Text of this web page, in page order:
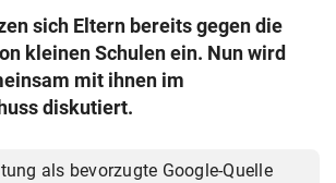
Wien
sich Eltern bereits gegen die
kleinen Schulen ein. Nun wird
mit ihnen im
diskutiert.
als bevorzugte Google-Quelle